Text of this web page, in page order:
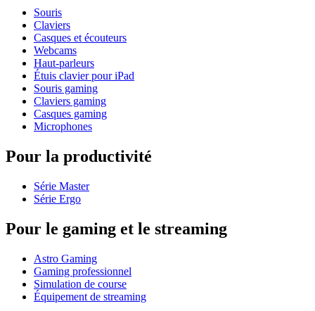
Souris
Claviers
Casques et écouteurs
Webcams
Haut-parleurs
Étuis clavier pour iPad
Souris gaming
Claviers gaming
Casques gaming
Microphones
Pour la productivité
Série Master
Série Ergo
Pour le gaming et le streaming
Astro Gaming
Gaming professionnel
Simulation de course
Équipement de streaming